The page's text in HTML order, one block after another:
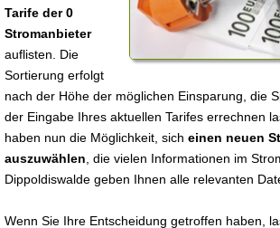
Tarife der 0
Stromanbieter
auflisten. Die
Sortierung erfolgt
nach der Höhe der möglichen Einsparung, die
der Eingabe Ihres aktuellen Tarifes errechnen
haben nun die Möglichkeit, sich einen neuen
auszuwählen , die vielen Informationen im
Dippoldiswalde geben Ihnen alle relevanten
Wenn Sie Ihre Entscheidung getroffen haben,